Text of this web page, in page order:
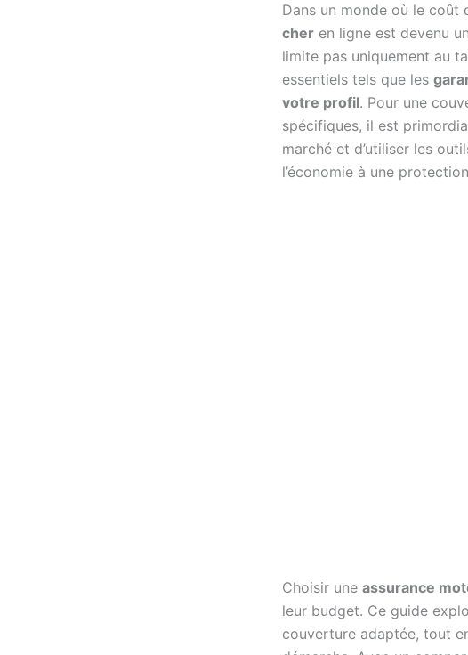
Dans un monde où le coût
cher en ligne est devenu
limite pas uniquement au
essentiels tels que les
votre profil. Pour une
spécifiques, il est
marché et d’utiliser les
l’économie à une
Choisir une assurance
leur budget. Ce guide
couverture adaptée, tout